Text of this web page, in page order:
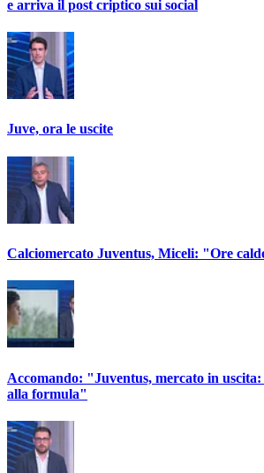
e arriva il post criptico sui social
Juve, ora le uscite
Calciomercato Juventus, Miceli: "Ore
Accomando: "Juventus, mercato in
alla formula"